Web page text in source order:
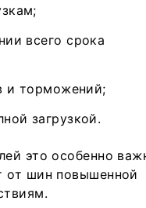
всего срока
и торможений;
загрузкой.
это особенно
от шин повышенной